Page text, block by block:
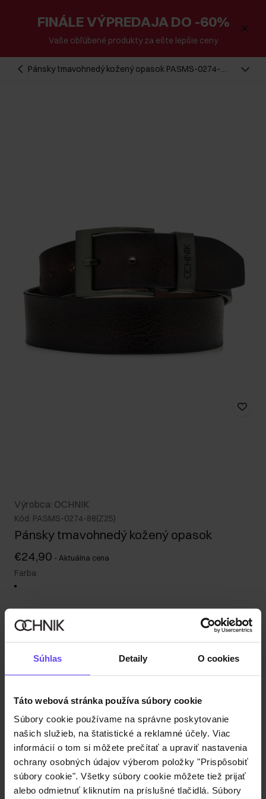
Súhlas Detaily O cookies
Táto webová stránka používa súbory cookie
Súbory cookie používame na správne poskytovanie
našich služieb, na štatistické a reklamné účely. Viac
informácií o tom si môžete prečítať a upraviť nastavenia
ochrany osobných údajov výberom položky "Prispôsobiť
súbory cookie". Všetky súbory cookie môžete tiež prijať
alebo odmietnuť kliknutím na príslušné tlačidlá. Súbory
FINÁLE VÝPREDAJA DO -60%
Vaše obľúbené produkty za ešte lepšie ceny
Pánsky tmavohnedý kožený opasok PASMS-0274-
Výrobca: OCHNIK
Kód: PASMS-0274-88(Z25)
Pánsky tmavohnedý kožený opasok
€24,90 - Aktuálna cena
Farba:
Vyberte veľkosť
Popis produktu
Detaily
Zloženie a rozmery
Recenzie